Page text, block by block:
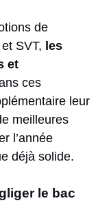
de
SVT, les
et
ces
leur
meilleures
l’année
déjà solide.
le bac